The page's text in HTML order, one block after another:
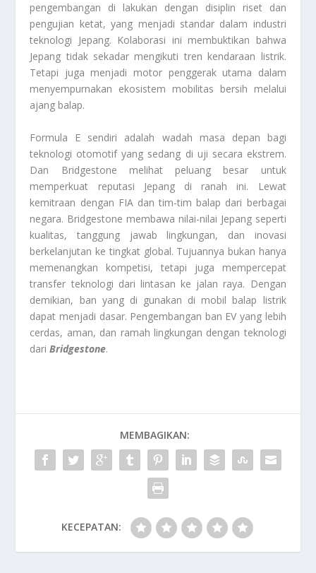
pengembangan di lakukan dengan disiplin riset dan
pengujian ketat, yang menjadi standar dalam industri
teknologi Jepang. Kolaborasi ini membuktikan bahwa
Jepang tidak sekadar mengikuti tren kendaraan listrik.
Tetapi juga menjadi motor penggerak utama dalam
menyempurnakan ekosistem mobilitas bersih melalui
ajang balap.
Formula E sendiri adalah wadah masa depan bagi
teknologi otomotif yang sedang di uji secara ekstrem.
Dan Bridgestone melihat peluang besar untuk
memperkuat reputasi Jepang di ranah ini. Lewat
kemitraan dengan FIA dan tim-tim balap dari berbagai
negara. Bridgestone membawa nilai-nilai Jepang seperti
kualitas, tanggung jawab lingkungan, dan inovasi
berkelanjutan ke tingkat global. Tujuannya bukan hanya
memenangkan kompetisi, tetapi juga mempercepat
transfer teknologi dari lintasan ke jalan raya. Dengan
demikian, ban yang di gunakan di mobil balap listrik
dapat menjadi dasar. Pengembangan ban EV yang lebih
cerdas, aman, dan ramah lingkungan dengan teknologi
dariBridgestone.
MEMBAGIKAN:
KECEPATAN: